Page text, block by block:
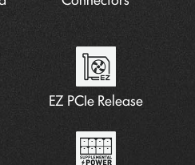
EZ PCIe Release